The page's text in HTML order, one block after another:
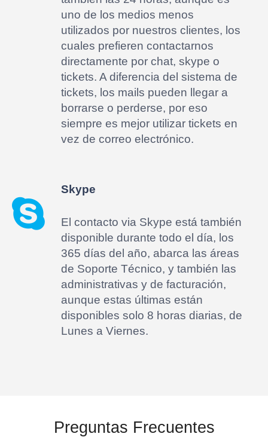
uno de los medios menos
utilizados por nuestros clientes, los
cuales prefieren contactarnos
directamente por chat, skype o
tickets. A diferencia del sistema de
tickets, los mails pueden llegar a
borrarse o perderse, por eso
siempre es mejor utilizar tickets en
vez de correo electrónico.
Skype
El contacto via Skype está también
disponible durante todo el día, los
365 días del año, abarca las áreas
de Soporte Técnico, y también las
administrativas y de facturación,
aunque estas últimas están
disponibles solo 8 horas diarias, de
Lunes a Viernes.
Preguntas Frecuentes